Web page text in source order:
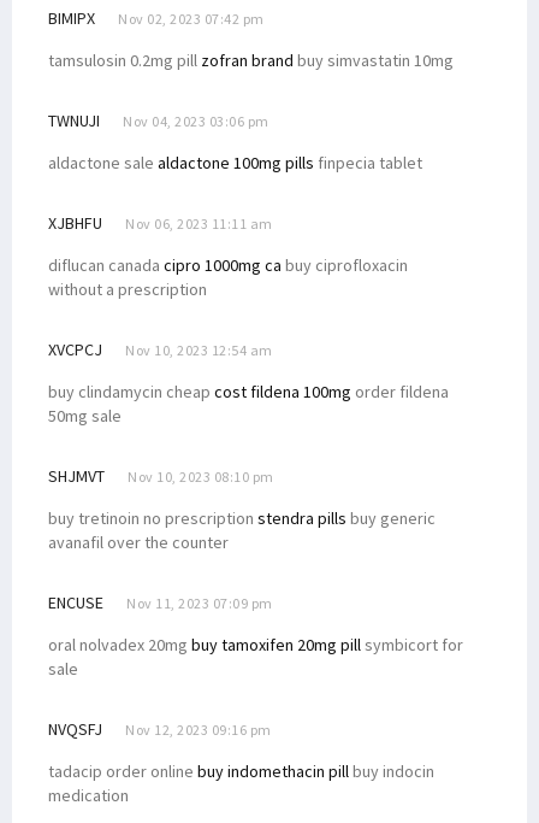
BIMIPX Nov 02, 2023 07:42 pm
tamsulosin 0.2mg pill zofran brand buy simvastatin 10mg
TWNUJI Nov 04, 2023 03:06 pm
aldactone sale aldactone 100mg pills finpecia tablet
XJBHFU Nov 06, 2023 11:11 am
diflucan canada cipro 1000mg ca buy ciprofloxacin
without a prescription
XVCPCJ Nov 10, 2023 12:54 am
buy clindamycin cheap cost fildena 100mg order fildena
50mg sale
SHJMVT Nov 10, 2023 08:10 pm
buy tretinoin no prescription stendra pills buy generic
avanafil over the counter
ENCUSE Nov 11, 2023 07:09 pm
oral nolvadex 20mg buy tamoxifen 20mg pillsymbicort for
sale
NVQSFJ Nov 12, 2023 09:16 pm
tadacip order online buy indomethacin pillbuy indocin
medication